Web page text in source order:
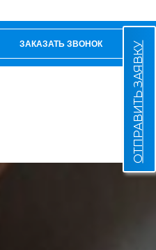
ЗАКАЗАТЬ ЗВОНОК ОТПРАВИТЬ ЗАЯВКУ